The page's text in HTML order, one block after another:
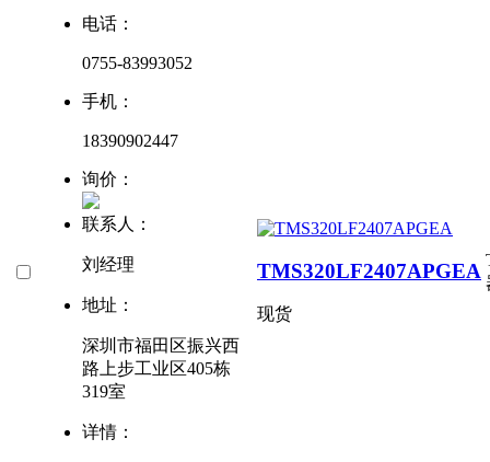
电话：
0755-83993052
手机：
18390902447
询价：
联系人：
刘经理
地址：
深圳市福田区振兴西
路上步工业区405栋
319室
详情：
TMS320LF2407APGEA
现货